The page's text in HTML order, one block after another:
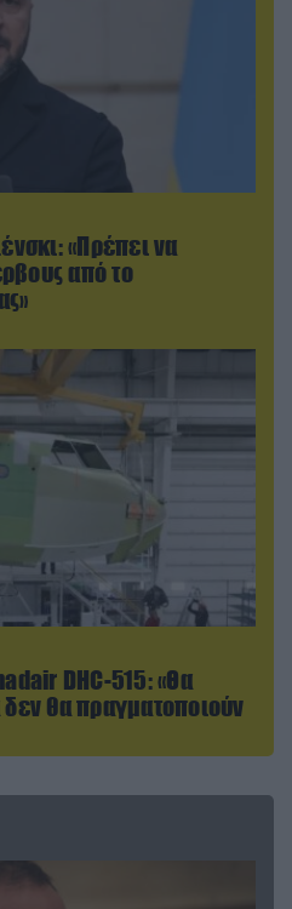
«Πρέπει να
από το
DHC-515: «Θα
θα πραγματοποιούν